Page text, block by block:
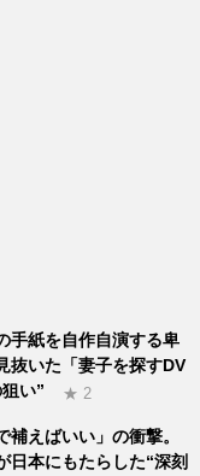
手紙を自作自演する卑
抜いた「妻子を探すDV
い”
★ 2
補えばいい」の衝撃。
日本にもたらした“深刻